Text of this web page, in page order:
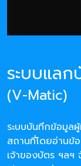
ระบบแล
(V-Matic)
ระบบบันทึกข้อมูล
สถานที่โดยอ่านข้
เจ้าของบัตร ฯลฯ